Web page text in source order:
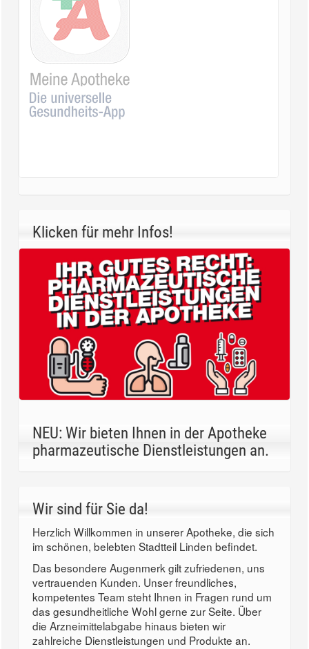
Klicken für mehr Infos!
NEU: Wir bieten Ihnen in der Apotheke
pharmazeutische Dienstleistungen an.
Wir sind für Sie da!
Herzlich Willkommen in unserer Apotheke, die sich
im schönen, belebten Stadtteil Linden befindet.
Das besondere Augenmerk gilt zufriedenen, uns
vertrauenden Kunden. Unser freundliches,
kompetentes Team steht Ihnen in Fragen rund um
das gesundheitliche Wohl gerne zur Seite. Über
die Arzneimittelabgabe hinaus bieten wir
zahlreiche Dienstleistungen und Produkte an.